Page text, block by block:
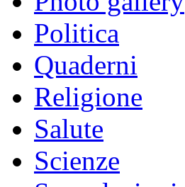
Politica
Quaderni
Religione
Salute
Scienze